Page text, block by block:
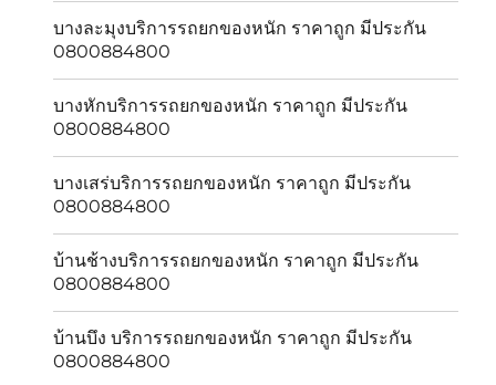
บางละมุงบริการรถยกของหนัก ราคาถูก มีประกัน
0800884800
บางหักบริการรถยกของหนัก ราคาถูก มีประกัน
0800884800
บางเสร่บริการรถยกของหนัก ราคาถูก มีประกัน
0800884800
บ้านช้างบริการรถยกของหนัก ราคาถูก มีประกัน
0800884800
บ้านบึง บริการรถยกของหนัก ราคาถูก มีประกัน
0800884800